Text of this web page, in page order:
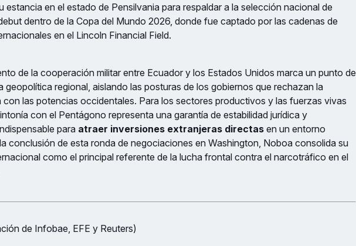
estancia en el estado de Pensilvania para respaldar a la selección nacional de
dentro de la Copa del Mundo 2026, donde fue captado por las cadenas de
en el Lincoln Financial Field.
de la cooperación militar entre Ecuador y los Estados Unidos marca un punto de
geopolítica regional, aislando las posturas de los gobiernos que rechazan la
las potencias occidentales. Para los sectores productivos y las fuerzas vivas
con el Pentágono representa una garantía de estabilidad jurídica y
para atraer inversiones extranjeras directas en un entorno
conclusión de esta ronda de negociaciones en Washington, Noboa consolida su
como el principal referente de la lucha frontal contra el narcotráfico en el
de Infobae, EFE y Reuters)